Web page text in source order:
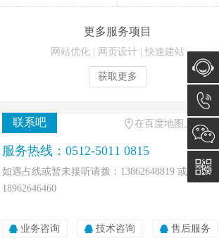
更多服务项目
网站优化 网页设计 快速建站
获取更多
联系吧 在百度地图上找到
服务热线：0512-5011 0815
如遇占线或暂未接听请拨：13862648819 或
18962646460
业务咨询 技术咨询 售后服务
在线咨
询
0512-
5011